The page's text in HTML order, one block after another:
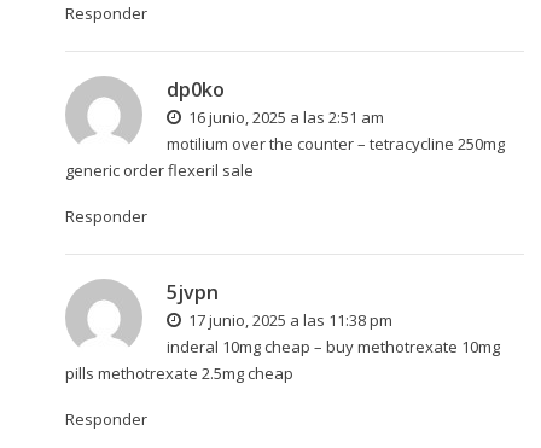
Responder
dp0ko
16 junio, 2025 a las 2:51 am
motilium over the counter – tetracycline 250mg
genericorder flexeril sale
Responder
5jvpn
17 junio, 2025 a las 11:38 pm
inderal 10mg cheap – buy methotrexate 10mg
pills methotrexate 2.5mg cheap
Responder